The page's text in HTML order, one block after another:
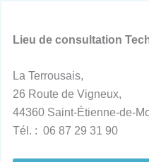
Lieu de consultation
La Terrousais,
26 Route de Vigneux,
44360 Saint-Étienne-de-
Tél. : 06 87 29 31 90